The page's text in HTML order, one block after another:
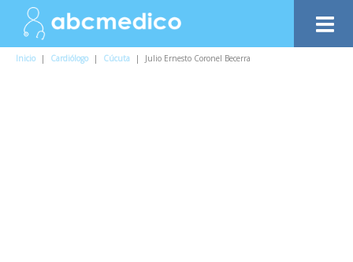
Inicio | Cardiólogo | Cúcuta | Julio Ernesto Coronel Becerra